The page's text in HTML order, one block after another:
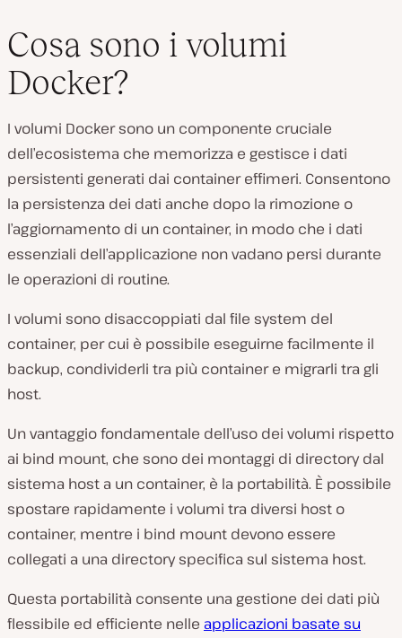
Cosa sono i volumi
Docker?
I volumi Docker sono un componente cruciale
dell’ecosistema che memorizza e gestisce i dati
persistenti generati dai container effimeri. Consentono
la persistenza dei dati anche dopo la rimozione o
l’aggiornamento di un container, in modo che i dati
essenziali dell’applicazione non vadano persi durante
le operazioni di routine.
I volumi sono disaccoppiati dal file system del
container, per cui è possibile eseguirne facilmente il
backup, condividerli tra più container e migrarli tra gli
host.
Un vantaggio fondamentale dell’uso dei volumi rispetto
ai bind mount, che sono dei montaggi di directory dal
sistema host a un container, è la portabilità. È possibile
spostare rapidamente i volumi tra diversi host o
container, mentre i bind mount devono essere
collegati a una directory specifica sul sistema host.
Questa portabilità consente una gestione dei dati più
flessibile ed efficiente nelle applicazioni basate su